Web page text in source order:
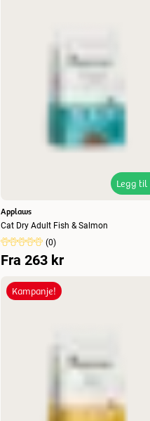
Legg til
Applaws
Cat Dry Adult Fish & Salmon
(0)
Fra 263 kr
Kampanje!